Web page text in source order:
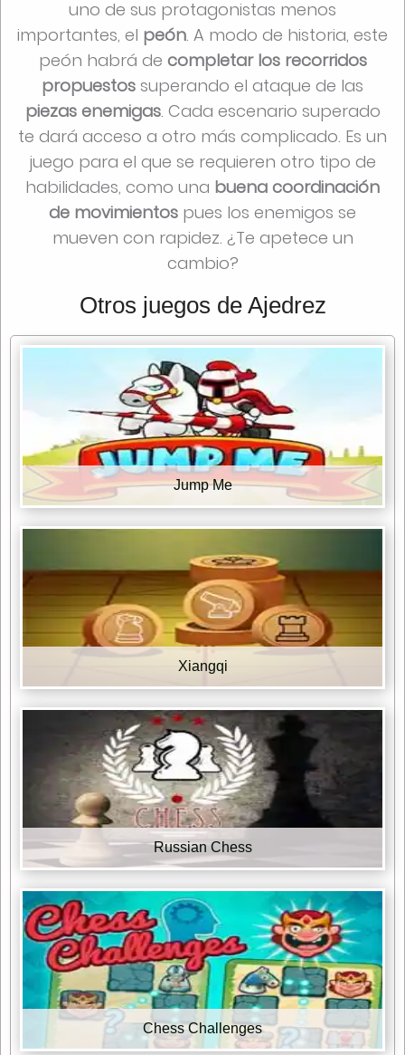
uno de sus protagonistas menos
importantes, el peón. A modo de historia, este
peón habrá de completar los recorridos
propuestos superando el ataque de las
piezas enemigas. Cada escenario superado
te dará acceso a otro más complicado. Es un
juego para el que se requieren otro tipo de
habilidades, como una buena coordinación
de movimientos pues los enemigos se
mueven con rapidez. ¿Te apetece un
cambio?
Otros juegos de Ajedrez
Jump Me
Xiangqi
Russian Chess
Chess Challenges